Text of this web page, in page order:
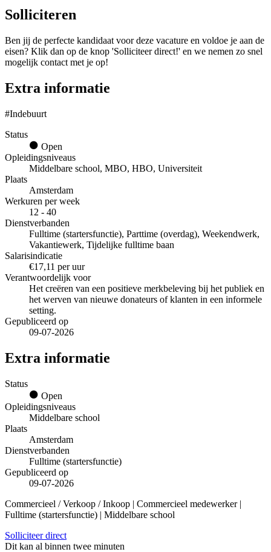
Solliciteren
Ben jij de perfecte kandidaat voor deze vacature en voldoe je aan de
eisen? Klik dan op de knop 'Solliciteer direct!' en we nemen zo snel
mogelijk contact met je op!
Extra informatie
#Indebuurt
Status
Open
Opleidingsniveaus
Middelbare school, MBO, HBO, Universiteit
Plaats
Amsterdam
Werkuren per week
12 - 40
Dienstverbanden
Fulltime (startersfunctie), Parttime (overdag), Weekendwerk,
Vakantiewerk, Tijdelijke fulltime baan
Salarisindicatie
€17,11 per uur
Verantwoordelijk voor
Het creëren van een positieve merkbeleving bij het publiek en
het werven van nieuwe donateurs of klanten in een informele
setting.
Gepubliceerd op
09-07-2026
Extra informatie
Status
Open
Opleidingsniveaus
Middelbare school
Plaats
Amsterdam
Dienstverbanden
Fulltime (startersfunctie)
Gepubliceerd op
09-07-2026
Commercieel / Verkoop / Inkoop | Commercieel medewerker |
Fulltime (startersfunctie) | Middelbare school
Solliciteer direct
Dit kan al binnen twee minuten